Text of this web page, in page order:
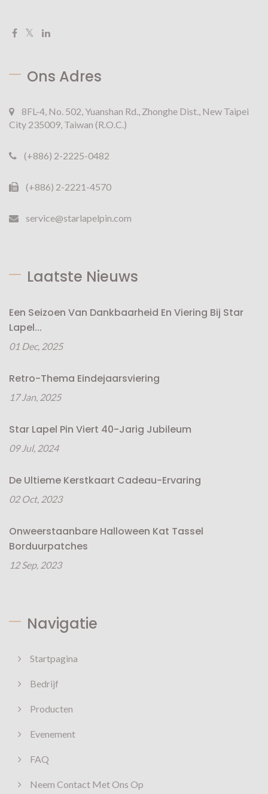
Ons Adres
8FL-4, No. 502, Yuanshan Rd., Zhonghe Dist., New Taipei
City 235009, Taiwan (R.O.C.)
(+886) 2-2225-0482
(+886) 2-2221-4570
service@starlapelpin.com
Laatste Nieuws
Een Seizoen Van Dankbaarheid En Viering Bij Star
Lapel...
01 Dec, 2025
Retro-Thema Eindejaarsviering
17 Jan, 2025
Star Lapel Pin Viert 40-Jarig Jubileum
09 Jul, 2024
De Ultieme Kerstkaart Cadeau-Ervaring
02 Oct, 2023
Onweerstaanbare Halloween Kat Tassel
Borduurpatches
12 Sep, 2023
Navigatie
Startpagina
Bedrijf
Producten
Evenement
FAQ
Neem Contact Met Ons Op